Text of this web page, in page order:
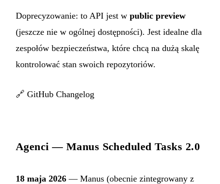
Doprecyzowanie: to API jest w public preview
(jeszcze nie w ogólnej dostępności). Jest idealne dla
zespołów bezpieczeństwa, które chcą na dużą skalę
kontrolować stan swoich repozytoriów.
🔗 GitHub Changelog
Agenci — Manus Scheduled Tasks 2.0
18 maja 2026 — Manus (obecnie zintegrowany z